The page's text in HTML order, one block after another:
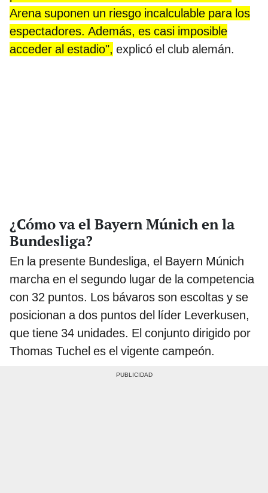
Arena suponen un riesgo incalculable para los
espectadores. Además, es casi imposible
acceder al estadio", explicó el club alemán.
¿Cómo va el Bayern Múnich en la
Bundesliga?
En la presente Bundesliga, el Bayern Múnich
marcha en el segundo lugar de la competencia
con 32 puntos. Los bávaros son escoltas y se
posicionan a dos puntos del líder Leverkusen,
que tiene 34 unidades. El conjunto dirigido por
Thomas Tuchel es el vigente campeón.